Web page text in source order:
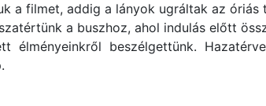
a filmet, addig a lányok ugráltak az óriás
a buszhoz, ahol indulás előtt
élményeinkről beszélgettünk.